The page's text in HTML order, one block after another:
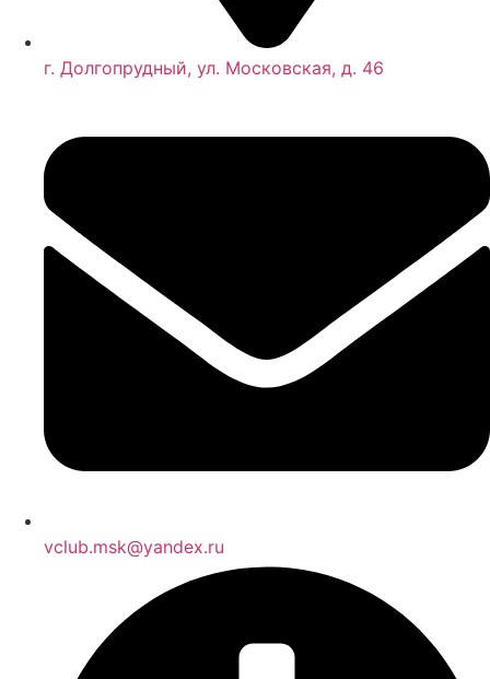
г. Долгопрудный, ул. Московская, д. 46
vclub.msk@yandex.ru